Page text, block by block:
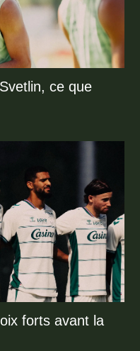
ce que
forts avant la